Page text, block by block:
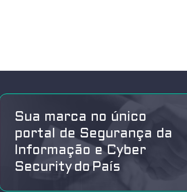
Sua marca no único
portal de Segurança da
Informação e Cyber
Security do País